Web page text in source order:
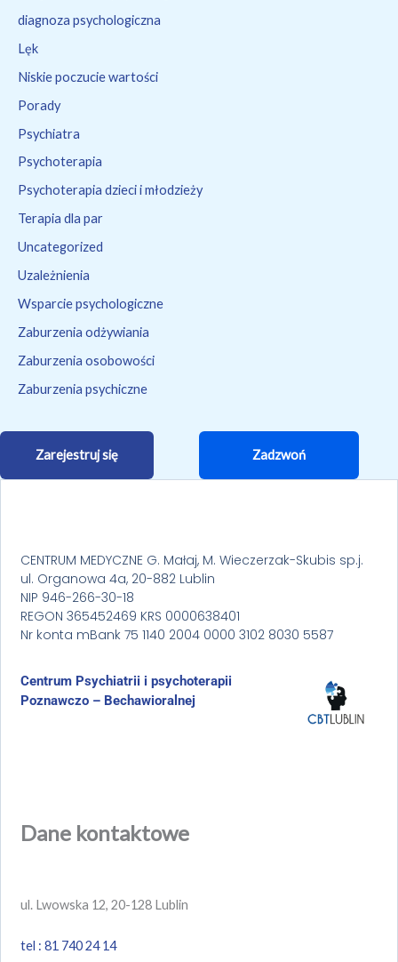
diagnoza psychologiczna
Lęk
Niskie poczucie wartości
Porady
Psychiatra
Psychoterapia
Psychoterapia dzieci i młodzieży
Terapia dla par
Uncategorized
Uzależnienia
Wsparcie psychologiczne
Zaburzenia odżywiania
Zaburzenia osobowości
Zaburzenia psychiczne
Zarejestruj się Zadzwoń
Dane kontaktowe
ul. Lwowska 12, 20-128 Lublin
tel : 81 740 24 14
CENTRUM MEDYCZNE G. Małaj, M. Wieczerzak-Skubis sp.j.
ul. Organowa 4a, 20-882 Lublin
NIP 946-266-30-18
REGON 365452469 KRS 0000638401
Nr konta mBank 75 1140 2004 0000 3102 8030 5587
Centrum Psychiatrii i psychoterapii
Poznawczo – Bechawioralnej